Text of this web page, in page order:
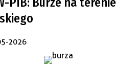
2026